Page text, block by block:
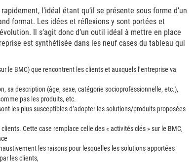
l’idéal étant qu’il se présente sous forme d’un
format. Les idées et réflexions y sont portées et
Il s’agit donc d’un outil idéal à mettre en place
est synthétisée dans les neuf cases du tableau qui
le BMC) que rencontrent les clients et auxquels l’entreprise va
sa description (âge, sexe, catégorie socioprofessionnelle, etc.),
pas les produits, etc.
les plus susceptibles d’adopter les solutions/produits proposées
Cette case remplace celle des « activités clés » sur le BMC,
les raisons pour lesquelles les solutions apportées
les clients,